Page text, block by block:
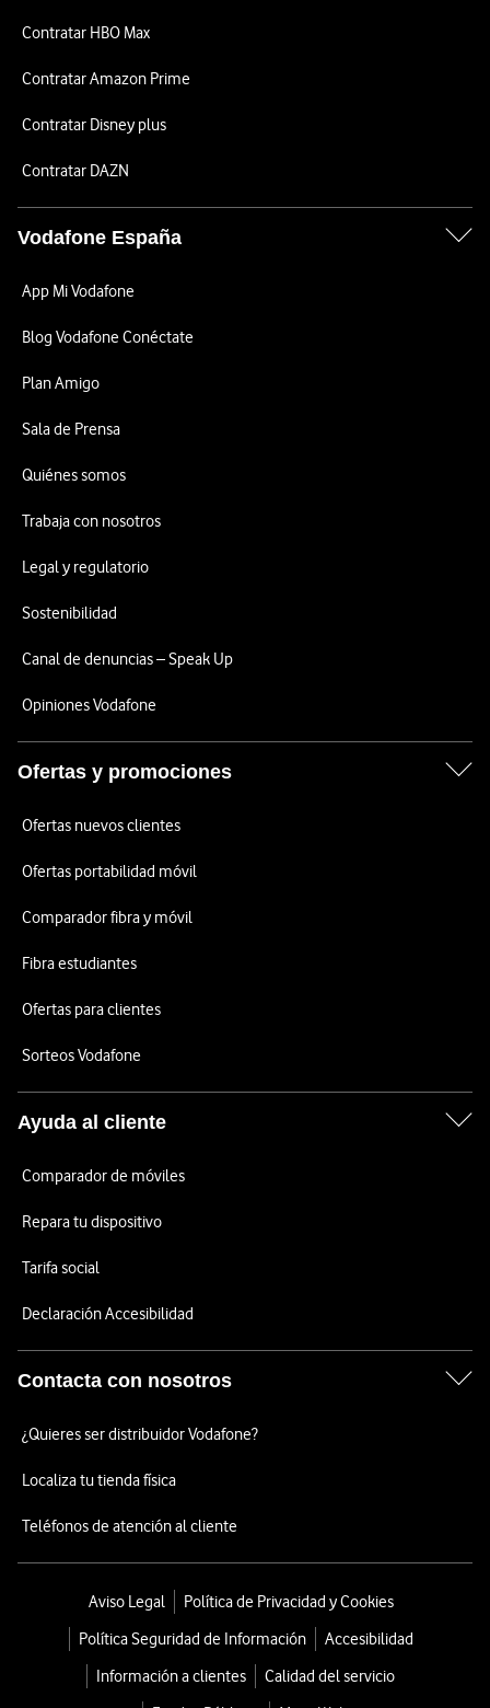
Contratar HBO Max
Contratar Amazon Prime
Contratar Disney plus
Contratar DAZN
Vodafone España
App Mi Vodafone
Blog Vodafone Conéctate
Plan Amigo
Sala de Prensa
Quiénes somos
Trabaja con nosotros
Legal y regulatorio
Sostenibilidad
Canal de denuncias – Speak Up
Opiniones Vodafone
Ofertas y promociones
Ofertas nuevos clientes
Ofertas portabilidad móvil
Comparador fibra y móvil
Fibra estudiantes
Ofertas para clientes
Sorteos Vodafone
Ayuda al cliente
Comparador de móviles
Repara tu dispositivo
Tarifa social
Declaración Accesibilidad
Contacta con nosotros
¿Quieres ser distribuidor Vodafone?
Localiza tu tienda física
Teléfonos de atención al cliente
Aviso Legal
Política de Privacidad y Cookies
Política Seguridad de Información
Accesibilidad
Información a clientes
Calidad del servicio